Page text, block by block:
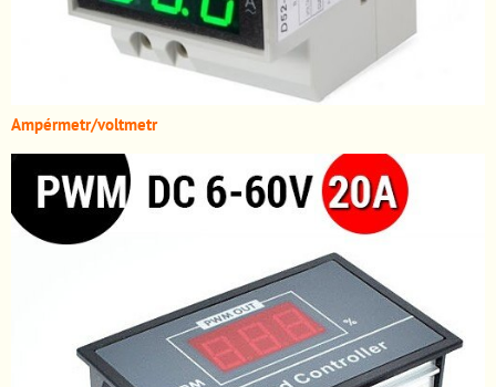
Ampérmetr/voltmetr